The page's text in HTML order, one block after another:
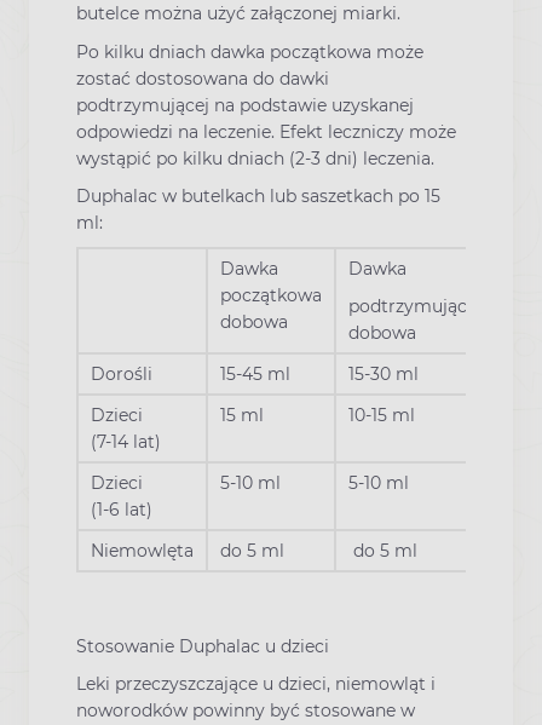
butelce można użyć załączonej miarki.
Po kilku dniach dawka początkowa może
zostać dostosowana do dawki
podtrzymującej na podstawie uzyskanej
odpowiedzi na leczenie. Efekt leczniczy może
wystąpić po kilku dniach (2-3 dni) leczenia.
Duphalac w butelkach lub saszetkach po 15
ml:
Dawka
początkowa
dobowa
Dawka
podtrzymująca
dobowa
Dorośli
15-45 ml
15-30 ml
Dzieci
(7-14 lat)
15 ml 10-15 ml
Dzieci
(1-6 lat)
5-10 ml 5-10 ml
Niemowlęta do 5 ml do 5 ml
Stosowanie Duphalac u dzieci
Leki przeczyszczające u dzieci, niemowląt i
noworodków powinny być stosowane w